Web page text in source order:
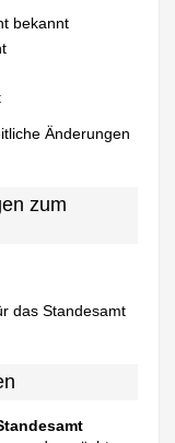
bekannt
Änderungen
zum
das Standesamt